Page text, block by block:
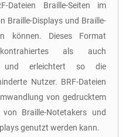
Dateien Braille-Seiten im
Braille-Displays und Braille-
können. Dieses Format
als auch
und erleichtert so die
Nutzer. BRF-Dateien
von gedrucktem
Braille-Notetakers und
genutzt werden kann.